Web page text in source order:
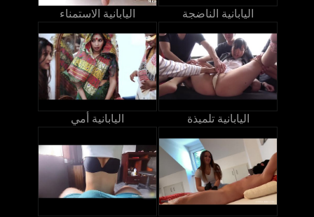
اليابانية الاستمناء اليابانية الناضجة
اليابانية أمي اليابانية تلميذة